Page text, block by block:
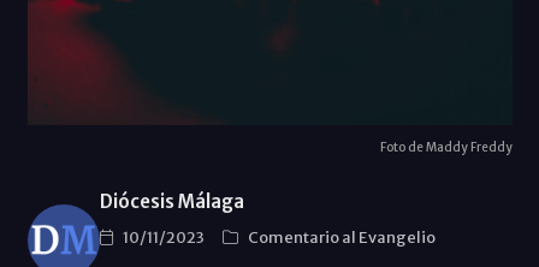
Foto de Maddy Freddy
Diócesis Málaga
10/11/2023
Comentario al Evangelio